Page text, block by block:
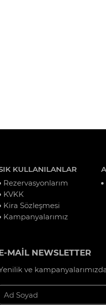
KULLANILANLAR
Rezervasyonlarım
KVKK
Kira Sözleşmesi
Kampanyalarımız
MAİL NEWSLETTER
ve